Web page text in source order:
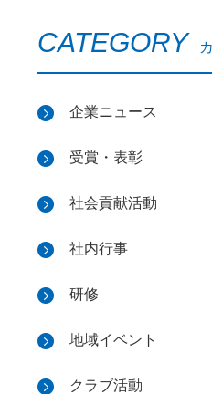
CATEGORY
企業ニュース
受賞・表彰
社会貢献活動
社内行事
研修
地域イベント
クラブ活動